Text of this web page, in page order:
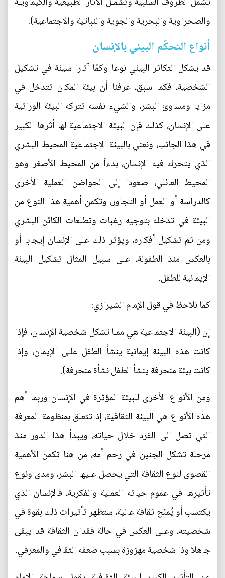
والصحراوية والبحرية والجوية والنباتية والاجتماعية).
أنواع التحكّم البيئي بالإنسان
قد يشكل التكاثر البيئي نوعا وكمّا آثارا سيئة في تشكيل
الشخصية، فكما سبق، عرفنا أن بيئة المكان تتدخل في
مزايا ومساوئ البشر، والشيء نفسه تتركه البيئة الوراثية
على الإنسان، كذلك فإن البيئة الاجتماعية لها أثرها الكبير
في هذا الجانب، ونعني بالبيئة الاجتماعية المحيط البشري
الذي يتحرك فيه الإنسان، بدءاً من المحيط الأصغر وهو
المحيط العائلي، صعودا إلى الحواضن العملية الأخرى
كالدراسة أو العمل أو التجاور، وتكمن أهمية هذا النوع من
البيئة في تدخله بتوجيه رغبات وتطلعات الكائن البشري
ومن ثم تشكيل أفكاره، ويؤثر ذلك على الإنسان إيجابا أو
بالعكس منذ الطفولة، على سبيل المثال تشكيل البيئة
الإيمانية للطفل.
كما نلاحظ في قول الإمام الشيرازي:
إن (البيئة الاجتماعية هي ممـا تشكل شخصية الإنسان، فإذا
كانت هذه البيئة إيمانية ينشأ الطفل علـى الإيمان، وإذا
كانت بيئة منحرفة ينشأ الطفل نشأة منحرفة).
ومن الأنواع الأخرى للبيئة المؤثرة في الإنسان وربما أهم
هذه الأنواع هي البيئة الثقافية، إذ تتعلق بمنظومة المعرفة
التي تصل الى الفرد خلال حياته، ويبدأ هذا الدور منذ
مرحلة تشكل الجنين في رحم أمه، من هنا تكمن الأهمية
القصوى لنوع الثقافة التي يحصل عليها البشر، ومدى ونوع
تأثيرها في عموم حياته العملية والفكرية، فالإنسان الذي
يكتسب أو يُمنَح ثقافة عالية، ستظهر تأثيرات ذلك بقوة في
شخصيته، وعلى العكس في حالة فقدان الثقافة قد يبقى
جاهلا وذا شخصية مهزوزة بسبب ضعفه الثقافي والمعرفي.